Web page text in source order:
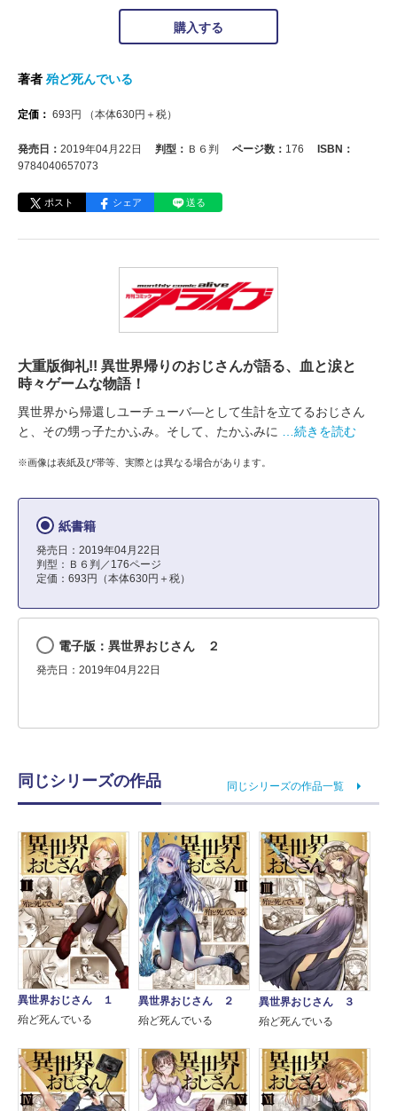
購入する
著者 殆ど死んでいる
定価： 693 円 （本体630円＋税）
発売日： 2019年04月22日 判型： Ｂ６判 ページ数： 176
ISBN：
9784040657073
ポスト シェア 送る
大重版御礼!! 異世界帰りのおじさんが語る、血と涙と
時々ゲームな物語！
異世界から帰還しユーチューバ―として生計を立てるおじさん
と、その甥っ子たかふみ。そして、たかふみに
…続きを読む
※画像は表紙及び帯等、実際とは異なる場合があります。
紙書籍
発売日：2019年04月22日
判型：Ｂ６判／176ページ
定価：693円（本体630円＋税）
電子版：異世界おじさん ２
発売日：2019年04月22日
同じシリーズの作品 同じシリーズの作品一覧
異世界おじさん １
殆ど死んでいる
異世界おじさん ２
殆ど死んでいる
異世界おじさん ３
殆ど死んでいる